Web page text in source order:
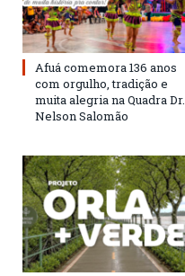
Afuá comemora 136 anos
com orgulho, tradição e
muita alegria na Quadra Dr.
Nelson Salomão